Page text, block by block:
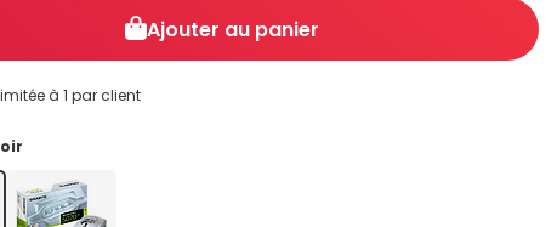
Ajouter au panier
à 1 par client